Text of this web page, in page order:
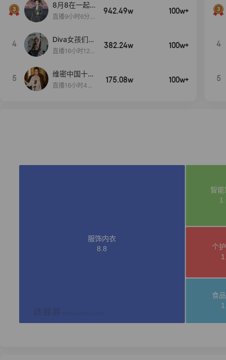
8月8在一起
生日献礼盛典
直播9小时6分1
942.49w 100w+
4
Diva女孩们集
合啦~意大利
直播16小时12
382.24w 100w+
5
维密中国十周
年 与你如此
直播16小时48
175.08w 100w+
4
5